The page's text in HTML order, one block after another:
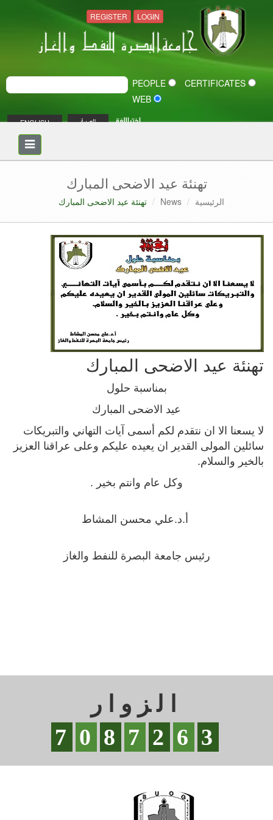
LOGIN
REGISTER
اختر اللغة العربية ENGLISH
Toggle
navigation
تهنئة عيد الاضحى المبارك
الرئيسية News تهنئة عيد الاضحى المبارك
تهنئة عيد الاضحى المبارك
بمناسبة حلول
عيد الاضحى المبارك
لا يسعنا الا ان نتقدم لكم أسمى آيات التهاني والتبريكات
سائلين المولى القدير ان يعيده عليكم وعلى عراقنا العزيز
بالخير والسلام.
وكل عام وانتم بخير .
أ.د.علي محسن المشاط
رئيس جامعة البصرة للنفط والغاز
الزوار
7 0 8 7 2 6 3